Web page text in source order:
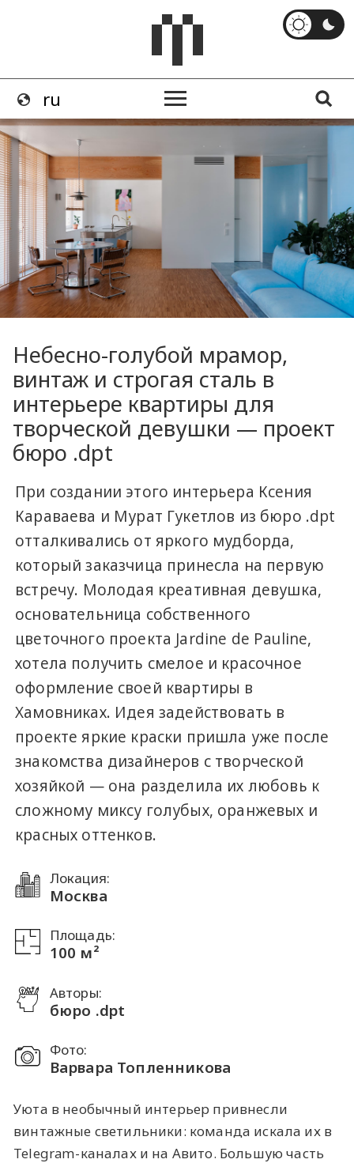
Небесно-голубой мрамор,
винтаж и строгая сталь в
интерьере квартиры для
творческой девушки — проект
бюро .dpt
При создании этого интерьера Ксения
Караваева и Мурат Гукетлов из бюро .dpt
отталкивались от яркого мудборда,
который заказчица принесла на первую
встречу. Молодая креативная девушка,
основательница собственного
цветочного проекта Jardine de Pauline,
хотела получить смелое и красочное
оформление своей квартиры в
Хамовниках. Идея задействовать в
проекте яркие краски пришла уже после
знакомства дизайнеров с творческой
хозяйкой — она разделила их любовь к
сложному миксу голубых, оранжевых и
красных оттенков.
Локация:
Москва
Площадь:
100 м²
Авторы:
бюро .dpt
Фото:
Варвара Топленникова
Уюта в необычный интерьер привнесли
винтажные светильники: команда искала их в
Telegram-каналах и на Авито. Большую часть